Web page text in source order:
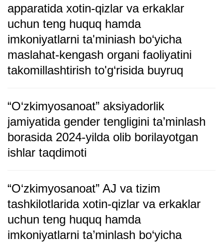
apparatida xotin-qizlar va erkaklar
uchun teng huquq hamda
imkoniyatlarni ta'miniash bo‘yicha
maslahat-kengash organi faoliyatini
takomillashtirish to'g‘risida buyruq
“O‘zkimyosanoat” aksiyadorlik
jamiyatida gender tengligini ta’minlash
borasida 2024-yilda olib borilayotgan
ishlar taqdimoti
“O‘zkimyosanoat” AJ va tizim
tashkilotlarida xotin-qizlar va erkaklar
uchun teng huquq hamda
imkoniyatlarni ta’minlash bo‘yicha